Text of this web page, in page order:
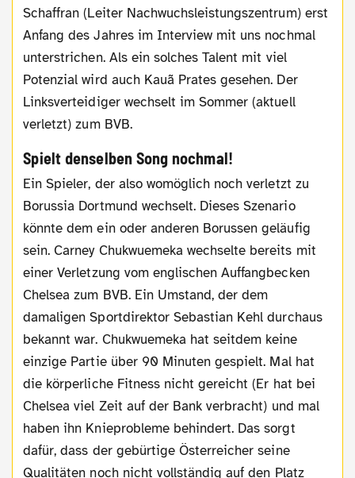
Schaffran (Leiter Nachwuchsleistungszentrum) erst
Anfang des Jahres im Interview mit uns nochmal
unterstrichen. Als ein solches Talent mit viel
Potenzial wird auch Kauã Prates gesehen. Der
Linksverteidiger wechselt im Sommer (aktuell
verletzt) zum BVB.
Spielt denselben Song nochmal!
Ein Spieler, der also womöglich noch verletzt zu
Borussia Dortmund wechselt. Dieses Szenario
könnte dem ein oder anderen Borussen geläufig
sein. Carney Chukwuemeka wechselte bereits mit
einer Verletzung vom englischen Auffangbecken
Chelsea zum BVB. Ein Umstand, der dem
damaligen Sportdirektor Sebastian Kehl durchaus
bekannt war. Chukwuemeka hat seitdem keine
einzige Partie über 90 Minuten gespielt. Mal hat
die körperliche Fitness nicht gereicht (Er hat bei
Chelsea viel Zeit auf der Bank verbracht) und mal
haben ihn Knieprobleme behindert. Das sorgt
dafür, dass der gebürtige Österreicher seine
Qualitäten noch nicht vollständig auf den Platz